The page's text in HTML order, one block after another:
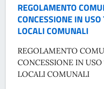
REGOLAMENTO
CONCESSIONE IN
LOCALI COMUNALI
REGOLAMENTO
CONCESSIONE IN
LOCALI COMUNALI